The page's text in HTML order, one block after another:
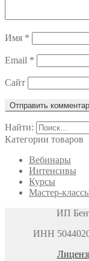
Имя *
Email *
Сайт
Найти:
Категории товаров
Вебинары
Интенсивы
Курсы
Мастер-
ИП
ИНН